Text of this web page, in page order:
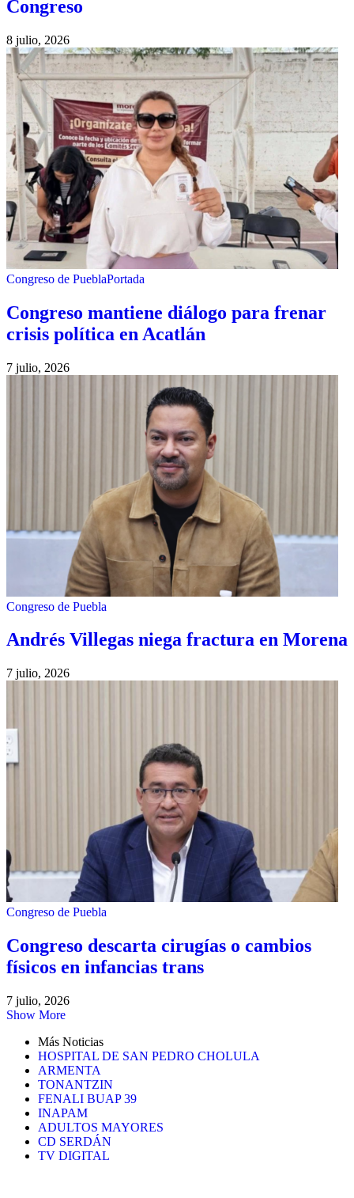
Congreso
8 julio, 2026
Congreso de PueblaPortada
Congreso mantiene diálogo para frenar
crisis política en Acatlán
7 julio, 2026
Congreso de Puebla
Andrés Villegas niega fractura en Morena
7 julio, 2026
Congreso de Puebla
Congreso descarta cirugías o cambios
físicos en infancias trans
7 julio, 2026
Show More
Más Noticias
HOSPITAL DE SAN PEDRO CHOLULA
ARMENTA
TONANTZIN
FENALI BUAP 39
INAPAM
ADULTOS MAYORES
CD SERDÁN
TV DIGITAL